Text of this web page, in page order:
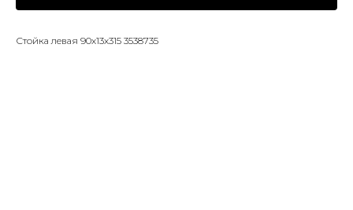
Стойка левая 90х13х315 3538735